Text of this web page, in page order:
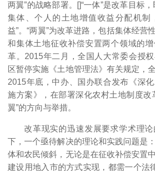
两翼”的战略部署。[]“一体”是改革目标，
集体、个人的土地增值收益分配机制
益”。“两翼”为改革进路，包括集体经营
和集体土地征收补偿安置两个领域的
革。2015年二月，全国人大常委会授
区暂停实施《土地管理法》有关规定，
2015年底，中办、国办联合发布《深
施方案》，在部署深化农村土地制度改
翼”的方向与举措。
改革现实的迅速发展要求学术理
下，一个亟待解决的理论和实践问题是
体和农民倾斜，无论是在征收补偿安置
建设用地入市的方式实现，都需一个法